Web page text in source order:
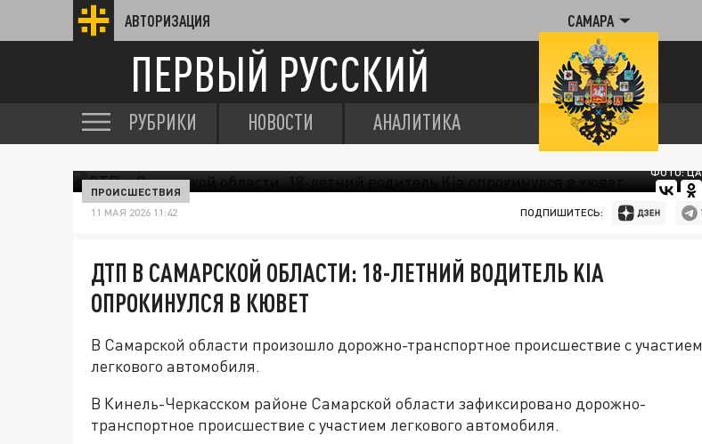
АВТОРИЗАЦИЯ САМАРА
ПЕРВЫЙ РУССКИЙ
РУБРИКИ НОВОСТИ АНАЛИТИКА
ФОТО:
ПРОИСШЕСТВИЯ
11 МАЯ 2026 11:42 ПОДПИШИТЕСЬ:
ДТП В САМАРСКОЙ ОБЛАСТИ: 18-ЛЕТНИЙ ВОДИТЕЛЬ KIA
ОПРОКИНУЛСЯ В КЮВЕТ
В Самарской области произошло дорожно-транспортное происшествие с участием
легкового автомобиля.
В Кинель-Черкасском районе Самарской области зафиксировано дорожно-
транспортное происшествие с участием легкового автомобиля.